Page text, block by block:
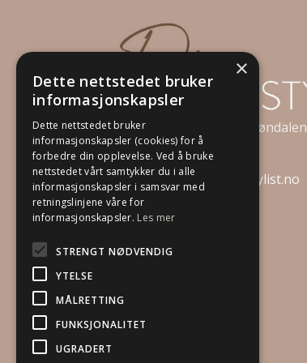
Strandveien 6C, 3050 Mjøndalen
Telefon:92 82 24 74
E-post: post@dinboligstylist.no
Org.nr. 834231182
×
Dette nettstedet bruker
informasjonskapsler
Dette nettstedet bruker
informasjonskapsler (cookies) for å
forbedre din opplevelse. Ved å bruke
nettstedet vårt samtykker du i alle
informasjonskapsler i samsvar med
retningslinjene våre for
informasjonskapsler. Les mer
STRENGT NØDVENDIG
YTELSE
MÅLRETTING
FUNKSJONALITET
UGRADERT